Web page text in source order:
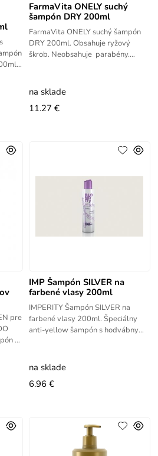
FarmaVita ONELY suchý
šampón DRY 200ml
FarmaVita ONELY suchý šampón
DRY 200ml. Obsahuje ryžový
škrob. Neobsahuje parabény.
na sklade
11.27 €
pre
s
IMP Šampón SILVER na
farbené vlasy 200ml
IMPERITY Šampón SILVER na
farbené vlasy 200ml. Špeciálny
anti-yellow šampón s hodvábnymi
na sklade
6.96 €